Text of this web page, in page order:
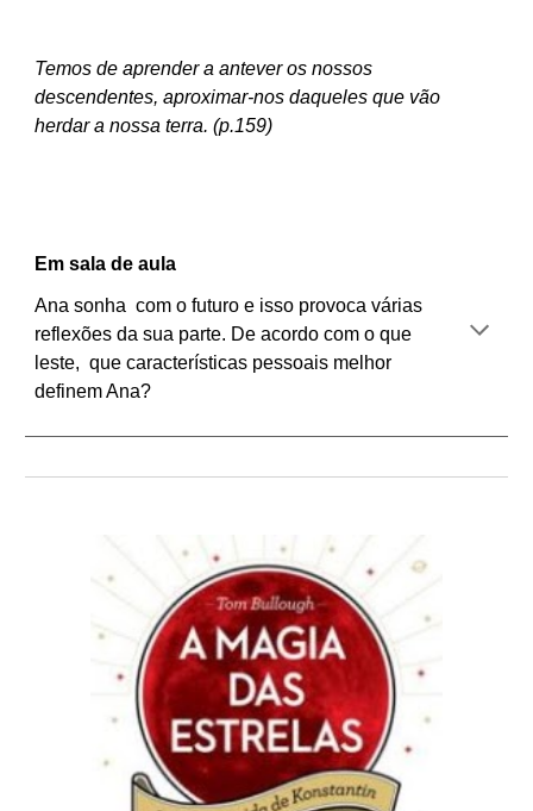
Temos de aprender a antever os nossos
descendentes, aproximar-nos daqueles que vão
herdar a nossa terra. (p.159)
Em sala de aula
Ana sonha com o futuro e isso provoca várias
reflexões da sua parte. De acordo com o que
leste, que características pessoais melhor
definem Ana?